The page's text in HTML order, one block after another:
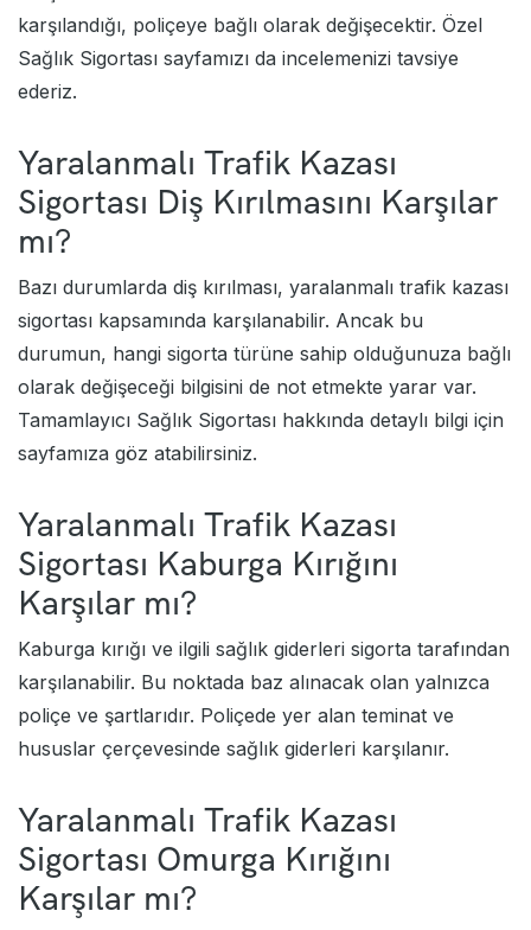
karşılandığı, poliçeye bağlı olarak değişecektir. Özel
Sağlık Sigortası sayfamızı da incelemenizi tavsiye
ederiz.
Yaralanmalı Trafik Kazası
Sigortası Diş Kırılmasını Karşılar
mı?
Bazı durumlarda diş kırılması, yaralanmalı trafik kazası
sigortası kapsamında karşılanabilir. Ancak bu
durumun, hangi sigorta türüne sahip olduğunuza bağlı
olarak değişeceği bilgisini de not etmekte yarar var.
Tamamlayıcı Sağlık Sigortası hakkında detaylı bilgi için
sayfamıza göz atabilirsiniz.
Yaralanmalı Trafik Kazası
Sigortası Kaburga Kırığını
Karşılar mı?
Kaburga kırığı ve ilgili sağlık giderleri sigorta tarafından
karşılanabilir. Bu noktada baz alınacak olan yalnızca
poliçe ve şartlarıdır. Poliçede yer alan teminat ve
hususlar çerçevesinde sağlık giderleri karşılanır.
Yaralanmalı Trafik Kazası
Sigortası Omurga Kırığını
Karşılar mı?